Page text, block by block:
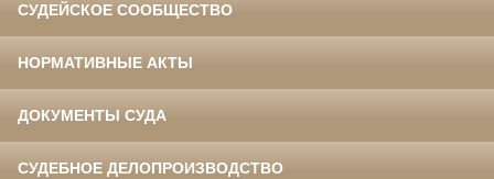
СУДЕЙСКОЕ СООБЩЕСТВО
НОРМАТИВНЫЕ АКТЫ
ДОКУМЕНТЫ СУДА
СУДЕБНОЕ ДЕЛОПРОИЗВОДСТВО